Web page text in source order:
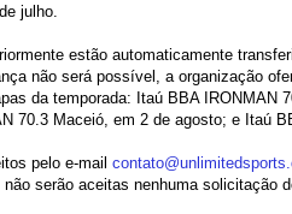
julho.
estão automaticamente
não será possível, a organização
da temporada: Itaú BBA IRONMAN
70.3 Maceió, em 2 de agosto; e Itaú
pelo e-mail
serão aceitas nenhuma solicitação